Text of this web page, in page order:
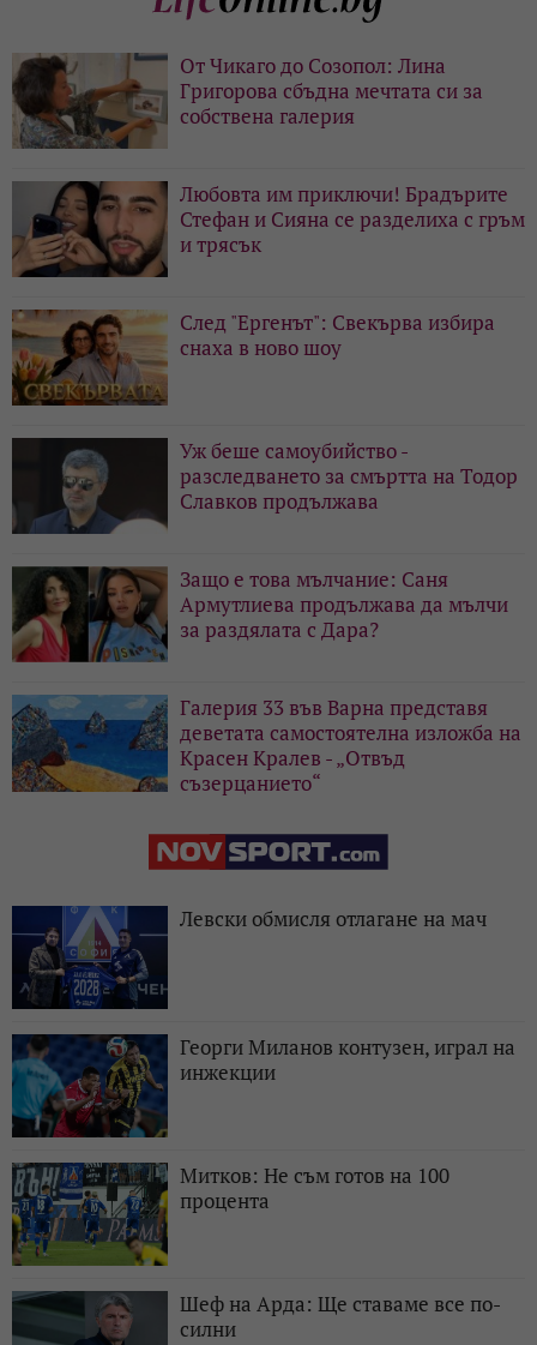
От Чикаго до Созопол: Лина
Григорова сбъдна мечтата си за
собствена галерия
Любовта им приключи! Брадърите
Стефан и Сияна се разделиха с гръм
и трясък
След "Ергенът": Свекърва избира
снаха в ново шоу
Уж беше самоубийство -
разследването за смъртта на Тодор
Славков продължава
Защо е това мълчание: Саня
Армутлиева продължава да мълчи
за раздялата с Дара?
Галерия 33 във Варна представя
деветата самостоятелна изложба на
Красен Кралев - „Отвъд
съзерцанието“
Левски обмисля отлагане на мач
Георги Миланов контузен, играл на
инжекции
Митков: Не съм готов на 100
процента
Шеф на Арда: Ще ставаме все по-
силни